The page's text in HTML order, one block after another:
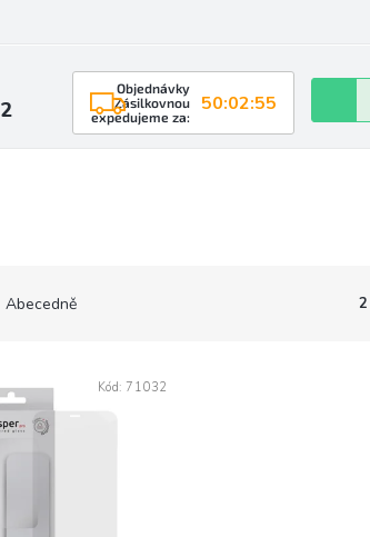
Objednávky
Zásilkovnou
expedujeme za:
50:02:54
Abecedně 2
Kód: 71032